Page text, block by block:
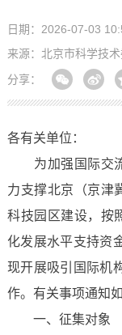
日期：2026-07-03
来源：北京市科学技
分享：
各有关单位：
为加强国际交流
力支撑北京（京津
科技园区建设，按
化发展水平支持资
现开展吸引国际机
作。有关事项通知如
一、征集对象